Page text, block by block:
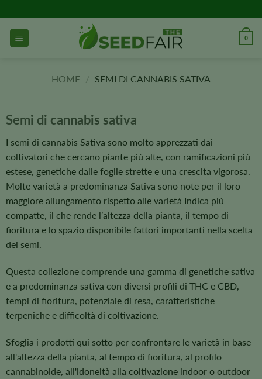
al
contenuto
0
HOME / SEMI DI CANNABIS SATIVA
Semi di cannabis sativa
I semi di cannabis Sativa sono molto apprezzati dai
coltivatori che cercano piante più alte, con ramificazioni più
estese, genetiche dalle foglie strette e una crescita vigorosa.
Molte varietà a predominanza Sativa sono note per il loro
maggiore allungamento rispetto alle varietà Indica più
compatte, il che rende l’altezza della pianta, il tempo di
fioritura e lo spazio disponibile fattori importanti nella scelta
dei semi.
Questa collezione comprende una gamma di genetiche sativa
e a predominanza sativa con diversi profili di THC e CBD,
tempi di fioritura, potenziale di resa, caratteristiche
terpeniche e difficoltà di coltivazione.
Sfoglia i prodotti qui sotto per confrontare le varietà in base
all'altezza della pianta, al tempo di fioritura, al profilo
cannabinoide, all'idoneità alla coltivazione indoor o outdoor